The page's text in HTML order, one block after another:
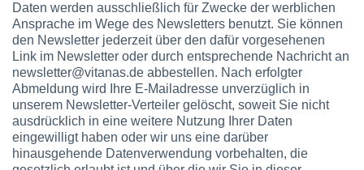
Daten werden ausschließlich für Zwecke der werblichen
Ansprache im Wege des Newsletters benutzt. Sie können
den Newsletter jederzeit über den dafür vorgesehenen
Link im Newsletter oder durch entsprechende Nachricht an
newsletter@vitanas.de abbestellen. Nach erfolgter
Abmeldung wird Ihre E-Mailadresse unverzüglich in
unserem Newsletter-Verteiler gelöscht, soweit Sie nicht
ausdrücklich in eine weitere Nutzung Ihrer Daten
eingewilligt haben oder wir uns eine darüber
hinausgehende Datenverwendung vorbehalten, die